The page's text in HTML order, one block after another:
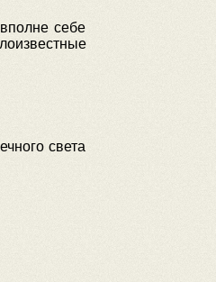
себе
света